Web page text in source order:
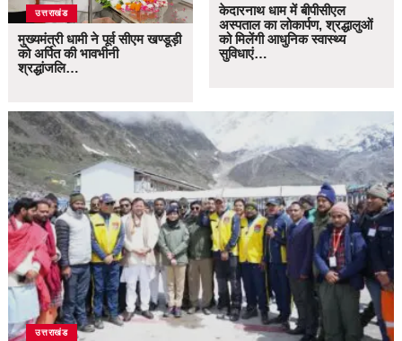
उत्तराखंड
मुख्यमंत्री धामी ने पूर्व सीएम खण्डूड़ी
को अर्पित की भावभीनी
श्रद्धांजलि…
केदारनाथ धाम में बीपीसीएल
अस्पताल का लोकार्पण, श्रद्धालुओं
को मिलेंगी आधुनिक स्वास्थ्य
सुविधाएं…
उत्तराखंड